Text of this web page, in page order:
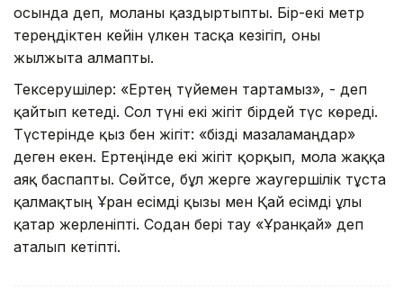
осында деп, моланы қаздыртыпты. Бір-екі метр
тереңдіктен кейін үлкен тасқа кезігіп, оны
жылжыта алмапты.
Тексерушілер: «Ертең түйемен тартамыз», - деп
қайтып кетеді. Сол түні екі жігіт бірдей түс көреді.
Түстерінде қыз бен жігіт: «бізді мазаламаңдар»
деген екен. Ертеңінде екі жігіт қорқып, мола жаққа
аяқ баспапты. Сөйтсе, бұл жерге жаугершілік тұста
қалмақтың Ұран есімді қызы мен Қай есімді ұлы
қатар жерленіпті. Содан бері тау «Ұранқай» деп
аталып кетіпті.